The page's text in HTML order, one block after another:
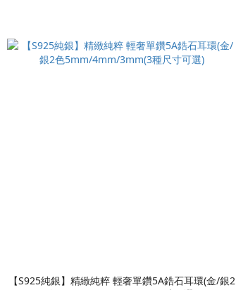
【S925純銀】精緻純粹 輕奢單鑽5A鋯石耳環(金/銀2